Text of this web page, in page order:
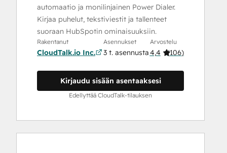
automaatio ja monilinjainen Power Dialer.
Kirjaa puhelut, tekstiviestit ja tallenteet
suoraan HubSpotin ominaisuuksiin.
Rakentanut
CloudTalk.io Inc.
Asennukset
3 t. asennusta
Arvostelu
4,4 (106)
Kirjaudu sisään asentaaksesi
Edellyttää CloudTalk-tilauksen